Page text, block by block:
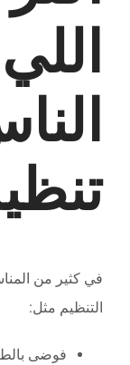
في كثير من
التنظيم مثل:
فوضى